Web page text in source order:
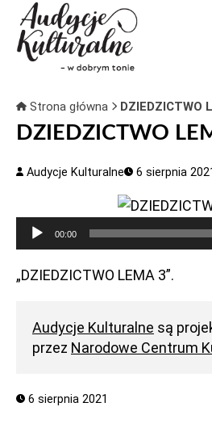
Strona główna DZIEDZICTWO
DZIEDZICTWO
Audycje Kulturalne 6 sierpnia
Odtwarzacz
plików
dźwiękowych
00:00
„DZIEDZICTWO LEMA 3”.
Audycje Kulturalne są
przez Narodowe Centrum
6 sierpnia 2021